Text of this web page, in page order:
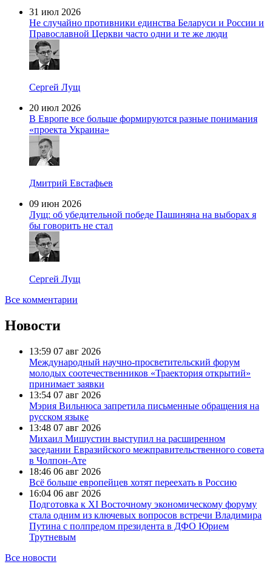
31 июл 2026
Не случайно противники единства Беларуси и России и
Православной Церкви часто одни и те же люди
Сергей Лущ
20 июл 2026
В Европе все больше формируются разные понимания
«проекта Украина»
Дмитрий Евстафьев
09 июн 2026
Лущ: об убедительной победе Пашиняна на выборах я
бы говорить не стал
Сергей Лущ
Все комментарии
Новости
13:59 07 авг 2026
Международный научно-просветительский форум
молодых соотечественников «Траектория открытий»
принимает заявки
13:54 07 авг 2026
Мэрия Вильнюса запретила письменные обращения на
русском языке
13:48 07 авг 2026
Михаил Мишустин выступил на расширенном
заседании Евразийского межправительственного совета
в Чолпон-Ате
18:46 06 авг 2026
Всё больше европейцев хотят переехать в Россию
16:04 06 авг 2026
Подготовка к XI Восточному экономическому форуму
стала одним из ключевых вопросов встречи Владимира
Путина с полпредом президента в ДФО Юрием
Трутневым
Все новости